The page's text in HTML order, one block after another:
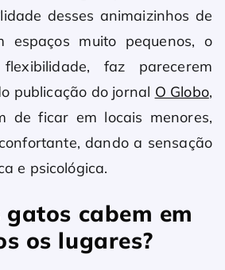
desses animaizinhos de
espaços muito pequenos, o
faz parecerem
publicação do jornal O Globo,
de ficar em locais menores,
dando a sensação
e psicológica.
gatos cabem em
os lugares?